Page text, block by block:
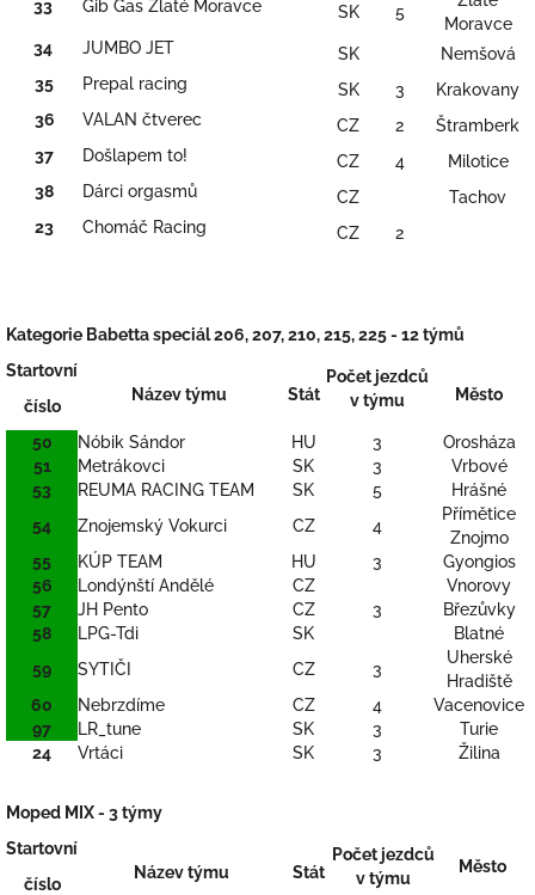
33 Gib Gas Zlaté Moravce SK 5
Moravce
34
JUMBO JET SK
Nemšová
35
Prepal racing SK 3
Krakovany
36
VALAN čtverec CZ 2
Štramberk
37
Došlapem to! CZ 4
Milotice
38
Dárci orgasmů CZ
Tachov
23
Chomáč Racing CZ 2
Kategorie Babetta speciál 206, 207, 210, 215, 225 - 12 týmů
Startovní
číslo
Název týmu Stát
Počet jezdců
v týmu
Město
50 Nóbik Sándor HU 3
Orosháza
51
Metrákovci SK 3
Vrbové
53
REUMA RACING TEAM SK 5
Hrášné
54
Znojemský Vokurci CZ 4
Přímětice
Znojmo
55
KÚP TEAM HU 3
Gyongios
56
Londýnští Andělé CZ
Vnorovy
57
JH Pento CZ 3
Březůvky
58
LPG-Tdi SK
Blatné
59
SYTIČI CZ 3
Uherské
Hradiště
60
Nebrzdíme CZ 4
Vacenovice
97
LR_tune SK 3
Turie
24
Vrtáci SK 3 Žilina
Moped MIX - 3 týmy
Startovní
číslo
Název týmu Stát
Počet jezdců
v týmu
Město